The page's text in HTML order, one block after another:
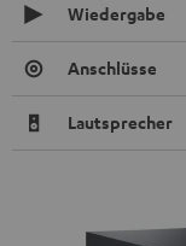
Wiedergabe
Anschlüsse
Lautsprecher